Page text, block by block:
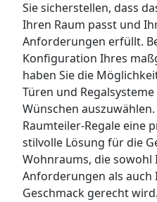
Sie sicherstellen, dass
Ihren Raum passt und
Anforderungen erfüllt.
Konfiguration Ihres
haben Sie die
Türen und
Wünschen
Raumteiler-Regale eine
stilvolle Lösung für die
Wohnraums, die
Anforderungen als auch
Geschmack gerecht wird.